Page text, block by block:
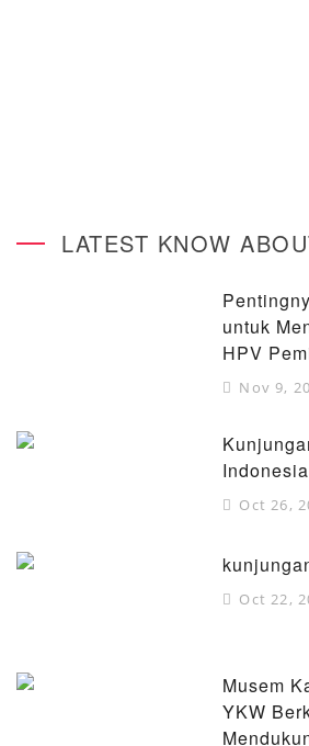
LATEST KNOW
untuk
HPV
Nov 9,
Indonesia
Oct 26,
Oct 22,
Musem
YKW